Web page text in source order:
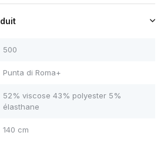
500
Punta di Roma+
52% viscose 43% polyester 5%
élasthane
140 cm